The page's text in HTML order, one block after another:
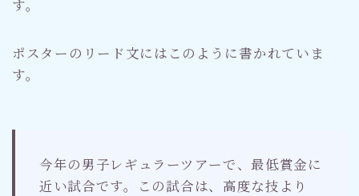
す。
ポスターのリード文にはこのように書かれていま
す。
今年の男子レギュラーツアーで、最低賞金に
近い試合です。この試合は、高度な技より